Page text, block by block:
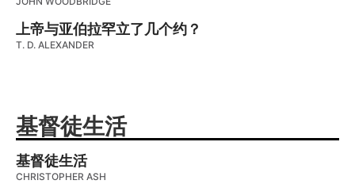
上帝与亚伯拉罕立了几个约？
T. D. ALEXANDER
基督徒生活
基督徒生活
CHRISTOPHER ASH